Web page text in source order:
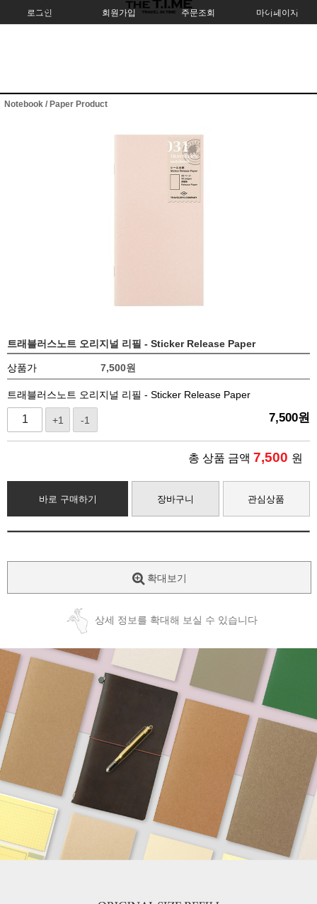
로그인 회원가입 주문조회 마이페이지
Notebook / Paper Product
트래블러스노트 오리지널 리필 - Sticker Release Paper
상품가 7,500원
트래블러스노트 오리지널 리필 - Sticker Release Paper
+1 -1 7,500원
총 상품 금액 7,500 원
바로 구매하기 장바구니 관심상품
확대보기
상세 정보를 확대해 보실 수 있습니다